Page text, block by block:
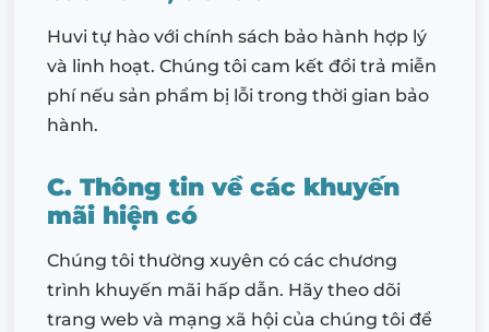
Huvi tự hào với chính sách bảo hành hợp lý
và linh hoạt. Chúng tôi cam kết đổi trả miễn
phí nếu sản phẩm bị lỗi trong thời gian bảo
hành.
C. Thông tin về các khuyến
mãi hiện có
Chúng tôi thường xuyên có các chương
trình khuyến mãi hấp dẫn. Hãy theo dõi
trang web và mạng xã hội của chúng tôi để